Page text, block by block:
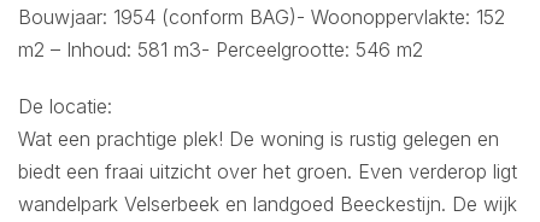
Bouwjaar: 1954 (conform BAG)- Woonoppervlakte: 152
m2 – Inhoud: 581 m3- Perceelgrootte: 546 m2
De locatie:
Wat een prachtige plek! De woning is rustig gelegen en
biedt een fraai uitzicht over het groen. Even verderop ligt
wandelpark Velserbeek en landgoed Beeckestijn. De wijk